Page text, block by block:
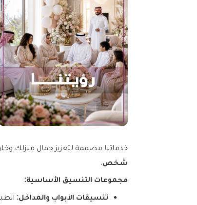
خدماتنا مصممة لتعزيز جمال منزلك
شخص.
مجموعات التنسيق الأساسية:
تنسيقات الأبواب والمداخل: